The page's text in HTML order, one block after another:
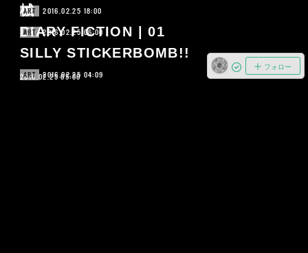
械
ART 2016.02.25 18:00
DIARY FICTION | 01
ART 2016.02.25 06:00
SILLY STICKERBOMB!!
2016.02.25 05:00
ART 2016.02.25 04:09
フォロー